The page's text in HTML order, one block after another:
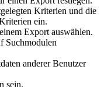
Kriterien und die
ein.
Export auswählen.
Suchmodulen
anderer Benutzer
sein.